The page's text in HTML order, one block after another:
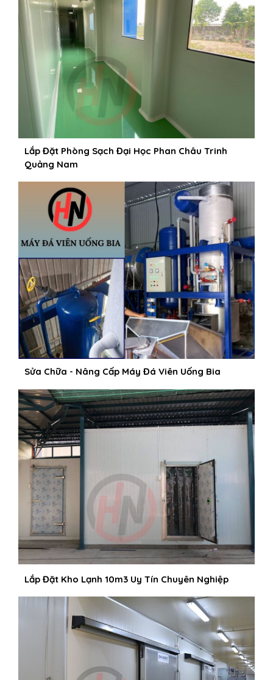
Lắp Đặt Phòng Sạch Đại Học Phan Châu Trinh
Quảng Nam
Sửa Chữa - Nâng Cấp Máy Đá Viên Uống Bia
Lắp Đặt Kho Lạnh 10m3 Uy Tín Chuyên Nghiệp